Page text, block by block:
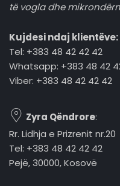
të vogla dhe
Kujdesi ndaj klientëve:
Tel: +383 48 42 42 42
Whatsapp: +383 48 42
Viber: +383 48 42 42 42
Zyra Qëndrore:
Rr. Lidhja e Prizrenit nr.20
Tel: +383 48 42 42 42
Pejë, 30000, Kosovë